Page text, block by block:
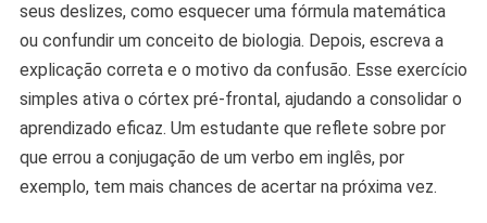
seus deslizes, como esquecer uma fórmula matemática
ou confundir um conceito de biologia. Depois, escreva a
explicação correta e o motivo da confusão. Esse exercício
simples ativa o córtex pré-frontal, ajudando a consolidar o
aprendizado eficaz. Um estudante que reflete sobre por
que errou a conjugação de um verbo em inglês, por
exemplo, tem mais chances de acertar na próxima vez.